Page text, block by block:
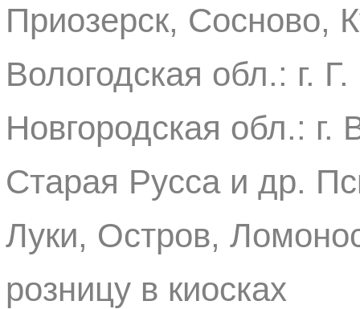
Приозерск, Сосново,
Вологодская обл.: г.
Новгородская обл.: г.
Старая Русса и др.
Луки, Остров,
розницу в киосках